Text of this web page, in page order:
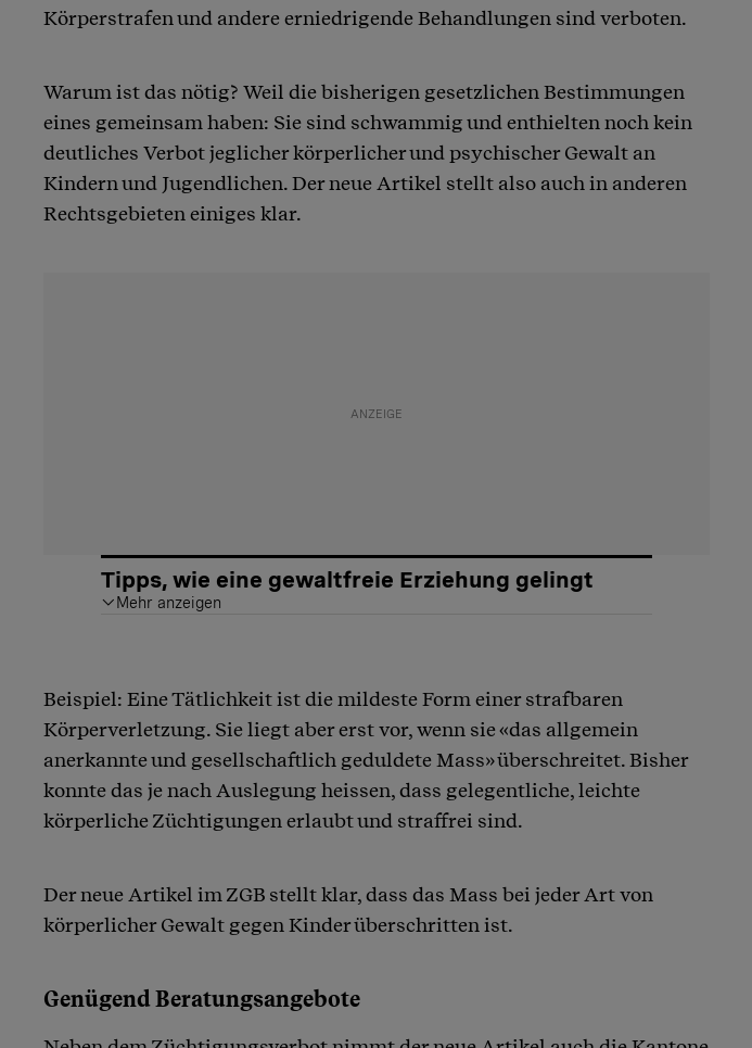
Körperstrafen und andere erniedrigende Behandlungen sind verboten.
Warum ist das nötig? Weil die bisherigen gesetzlichen Bestimmungen
eines gemeinsam haben: Sie sind schwammig und enthielten noch kein
deutliches Verbot jeglicher körperlicher und psychischer Gewalt an
Kindern und Jugendlichen. Der neue Artikel stellt also auch in anderen
Rechtsgebieten einiges klar.
Tipps, wie eine gewaltfreie Erziehung gelingt
Mehr anzeigen
Beispiel: Eine Tätlichkeit ist die mildeste Form einer strafbaren
Körperverletzung. Sie liegt aber erst vor, wenn sie «das allgemein
anerkannte und gesellschaftlich geduldete Mass» überschreitet. Bisher
konnte das je nach Auslegung heissen, dass gelegentliche, leichte
körperliche Züchtigungen erlaubt und straffrei sind.
Der neue Artikel im ZGB stellt klar, dass das Mass bei jeder Art von
körperlicher Gewalt gegen Kinder überschritten ist.
Genügend Beratungsangebote